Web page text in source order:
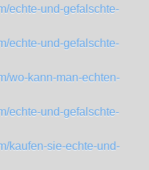
echte-und-gefalschte-
echte-und-gefalschte-
wo-kann-man-echten-
echte-und-gefalschte-
kaufen-sie-echte-und-